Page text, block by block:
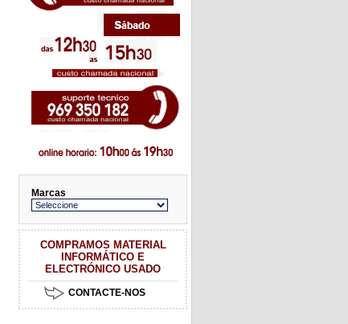
Marcas
COMPRAMOS MATERIAL
INFORMÁTICO E
ELECTRÓNICO USADO
CONTACTE-NOS